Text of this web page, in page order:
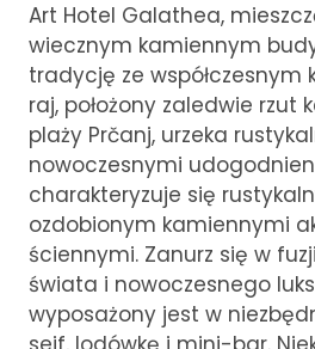
Art Hotel Galathea,
wiecznym kamiennym
tradycję ze współczesnym
raj, położony zaledwie rzut
plaży Prčanj, urzeka
nowoczesnymi
charakteryzuje się
ozdobionym kamiennymi
ściennymi. Zanurz się w
świata i nowoczesnego
wyposażony jest w